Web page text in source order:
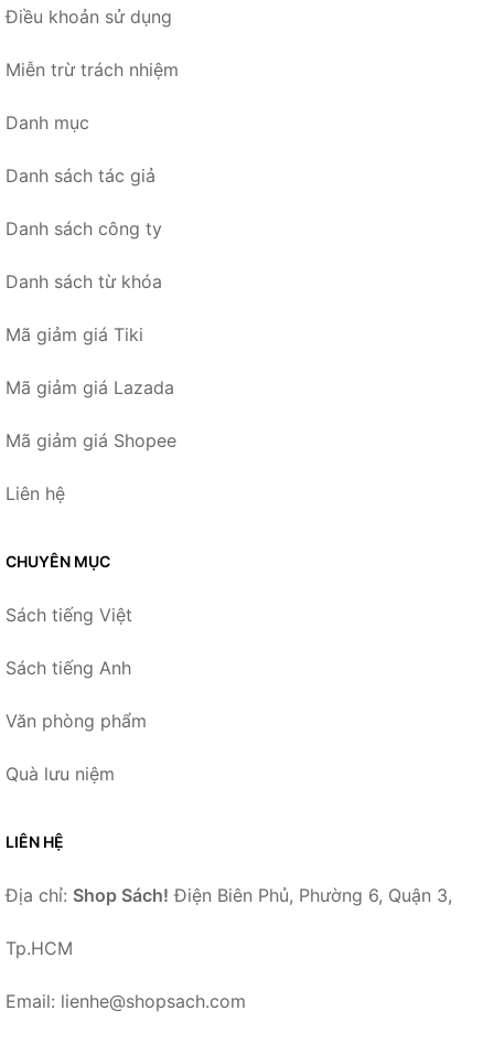
Điều khoản sử dụng
Miễn trừ trách nhiệm
Danh mục
Danh sách tác giả
Danh sách công ty
Danh sách từ khóa
Mã giảm giá Tiki
Mã giảm giá Lazada
Mã giảm giá Shopee
Liên hệ
CHUYÊN MỤC
Sách tiếng Việt
Sách tiếng Anh
Văn phòng phẩm
Quà lưu niệm
LIÊN HỆ
Địa chỉ: Shop Sách! Điện Biên Phủ, Phường 6, Quận 3,
Tp.HCM
Email: lienhe@shopsach.com